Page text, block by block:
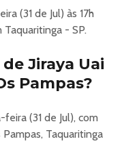
Taquaritinga -
promete quatro
shows.
Leonardo,
com
do legado de
(31 de Jul) às 17h
- SP.
Jiraya Uai
Pampas?
(31 de Jul), com
Taquaritinga